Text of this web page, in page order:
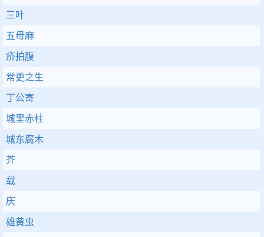
三叶
五母麻
疥拍腹
常更之生
丁公寄
城里赤柱
城东腐木
芥
载
庆
雄黄虫